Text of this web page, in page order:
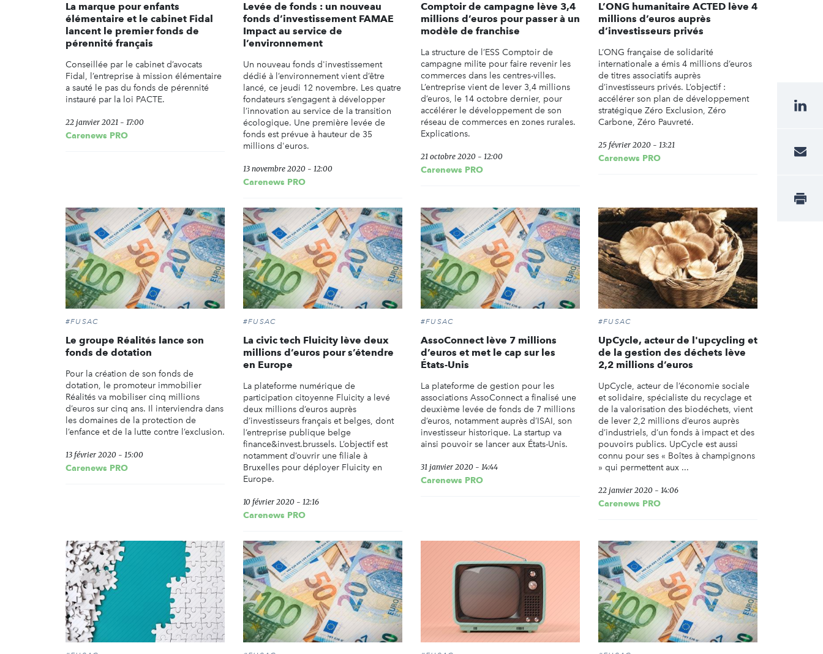
La marque pour enfants
élémentaire et le cabinet Fidal
lancent le premier fonds de
pérennité français
Conseillée par le cabinet d’avocats
Fidal, l’entreprise à mission élémentaire
a sauté le pas du fonds de pérennité
instauré par la loi PACTE.
22 janvier 2021 - 17:00
Carenews PRO
Levée de fonds : un nouveau
fonds d’investissement FAMAE
Impact au service de
l’environnement
Un nouveau fonds d'investissement
dédié à l’environnement vient d’être
lancé, ce jeudi 12 novembre. Les quatre
fondateurs s’engagent à développer
l’innovation au service de la transition
écologique. Une première levée de
fonds est prévue à hauteur de 35
millions d'euros.
13 novembre 2020 - 12:00
Carenews PRO
Comptoir de campagne lève 3,4
millions d’euros pour passer à un
modèle de franchise
La structure de l’ESS Comptoir de
campagne milite pour faire revenir les
commerces dans les centres-villes.
L’entreprise vient de lever 3,4 millions
d’euros, le 14 octobre dernier, pour
accélérer le développement de son
réseau de commerces en zones rurales.
Explications.
21 octobre 2020 - 12:00
Carenews PRO
L’ONG humanitaire ACTED lève 4
millions d’euros auprès
d’investisseurs privés
L’ONG française de solidarité
internationale a émis 4 millions d’euros
de titres associatifs auprès
d’investisseurs privés. L’objectif :
accélérer son plan de développement
stratégique Zéro Exclusion, Zéro
Carbone, Zéro Pauvreté.
25 février 2020 - 13:21
Carenews PRO
#FUSAC
Le groupe Réalités lance son
fonds de dotation
Pour la création de son fonds de
dotation, le promoteur immobilier
Réalités va mobiliser cinq millions
d’euros sur cinq ans. Il interviendra dans
les domaines de la protection de
l’enfance et de la lutte contre l’exclusion.
13 février 2020 - 15:00
Carenews PRO
#FUSAC
La civic tech Fluicity lève deux
millions d’euros pour s’étendre
en Europe
La plateforme numérique de
participation citoyenne Fluicity a levé
deux millions d’euros auprès
d’investisseurs français et belges, dont
l’entreprise publique belge
finance&invest.brussels. L’objectif est
notamment d’ouvrir une filiale à
Bruxelles pour déployer Fluicity en
Europe.
10 février 2020 - 12:16
Carenews PRO
#FUSAC
AssoConnect lève 7 millions
d’euros et met le cap sur les
États-Unis
La plateforme de gestion pour les
associations AssoConnect a finalisé une
deuxième levée de fonds de 7 millions
d’euros, notamment auprès d’ISAI, son
investisseur historique. La startup va
ainsi pouvoir se lancer aux États-Unis.
31 janvier 2020 - 14:44
Carenews PRO
#FUSAC
UpCycle, acteur de l'upcycling et
de la gestion des déchets lève
2,2 millions d’euros
UpCycle, acteur de l’économie sociale
et solidaire, spécialiste du recyclage et
de la valorisation des biodéchets, vient
de lever 2,2 millions d’euros auprès
d’industriels, d’un fonds à impact et des
pouvoirs publics. UpCycle est aussi
connu pour ses « Boîtes à champignons
» qui permettent aux ...
22 janvier 2020 - 14:06
Carenews PRO